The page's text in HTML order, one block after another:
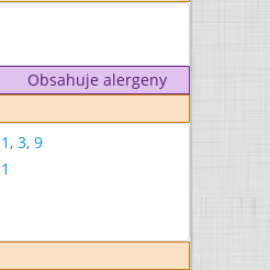
Obsahuje alergeny
1, 3, 9
1